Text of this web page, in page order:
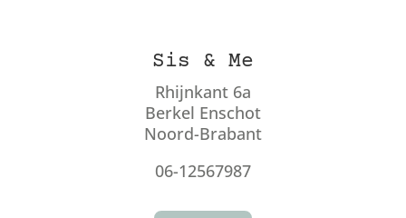
Sis & Me
Rhijnkant 6a
Berkel Enschot
Noord-Brabant
06-12567987